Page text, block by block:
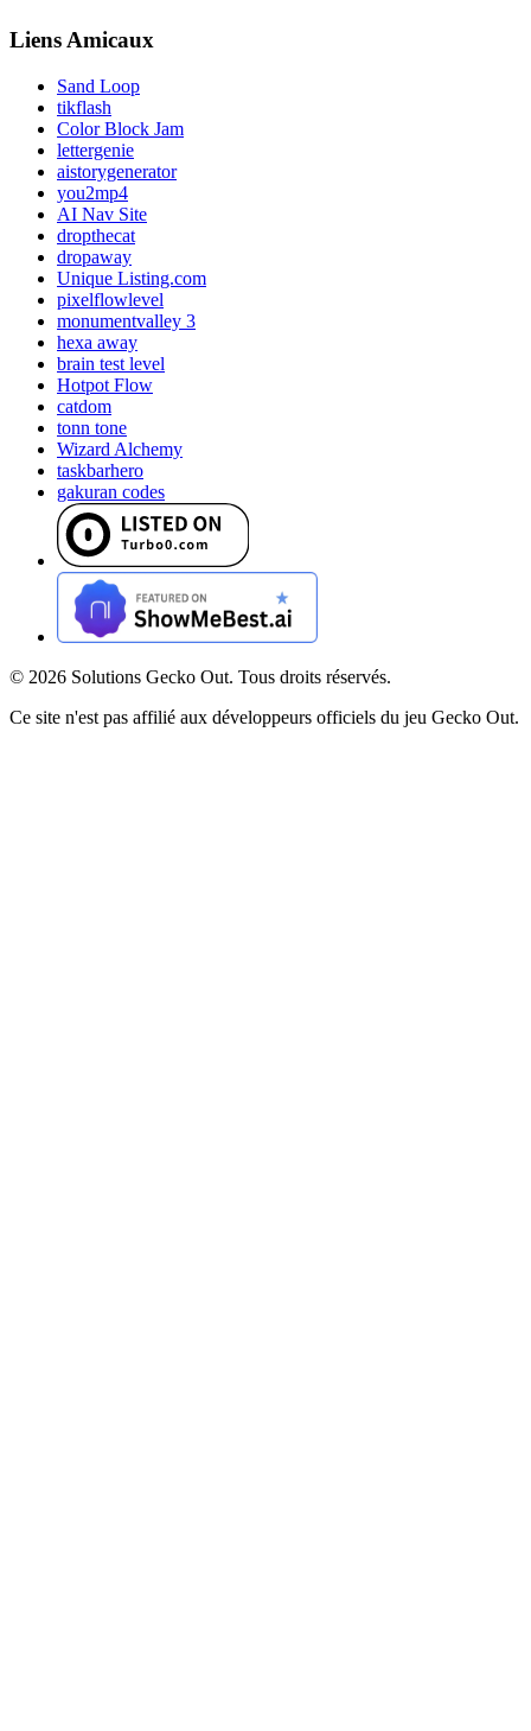
Liens Amicaux
Sand Loop
tikflash
Color Block Jam
lettergenie
aistorygenerator
you2mp4
AI Nav Site
dropthecat
dropaway
Unique Listing.com
pixelflowlevel
monumentvalley 3
hexa away
brain test level
Hotpot Flow
catdom
tonn tone
Wizard Alchemy
taskbarhero
gakuran codes
© 2026 Solutions Gecko Out. Tous droits réservés.
Ce site n'est pas affilié aux développeurs officiels du jeu Gecko Out.